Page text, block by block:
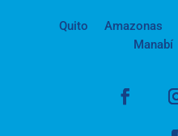
Quito Amazonas
Manabí